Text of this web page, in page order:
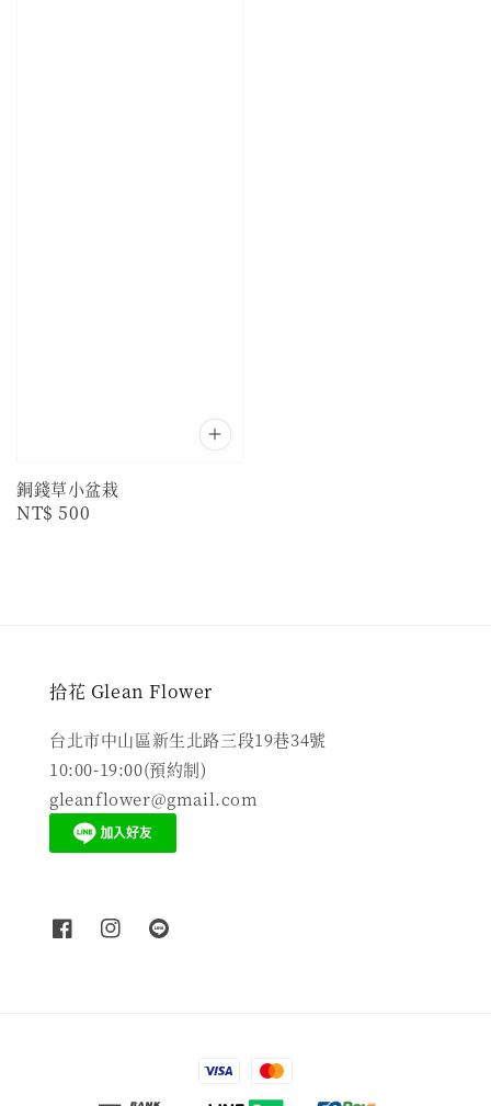
銅錢草小盆栽
Regular
NT$ 500
拾花 Glean Flower
台北市中山區新生北路三段19巷34號
10:00-19:00(預約制)
gleanflower@gmail.com